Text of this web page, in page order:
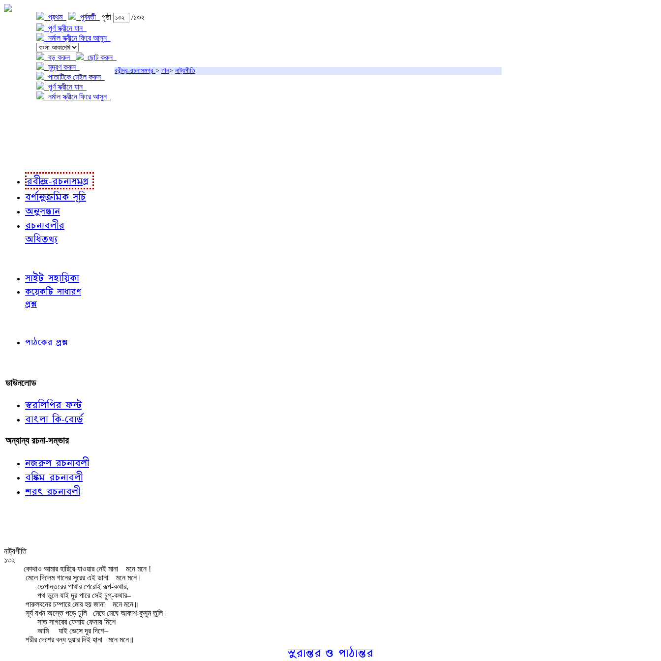
প্রথম পূর্ববর্তী পৃষ্ঠা
/১৩২
পূর্ণ স্ক্রীনে যান
নর্মাল স্ক্রীনে ফিরে আসুন
বড় করুন
ছোট করুন
মুদ্রণ করুন
পাতাটিকে মেইল করুন
পূর্ণ স্ক্রীনে যান
নর্মাল স্ক্রীনে ফিরে আসুন
রবীন্দ্র-রচনাসমগ্র > গান> নাট্যগীতি
রবীন্দ্র-রচনাসমগ্র
বর্ণানুক্রমিক সূচি
অনুসন্ধান
রচনাবলীর
অধিতথ্য
সাইট সহায়িকা
কয়েকটি সাধারণ
প্রশ্ন
পাঠকের প্রশ্ন
ডাউনলোড
স্বরলিপির ফন্ট
বাংলা কি-বোর্ড
অন্যান্য রচনা-সম্ভার
নজরুল রচনাবলী
বঙ্কিম রচনাবলী
শরৎ রচনাবলী
নাট্যগীতি
১৩২
কোথাও আমার হারিয়ে যাওয়ার নেই মানা
মনে মনে !
মেলে দিলেম গানের সুরের এই ডানা
মনে মনে।
তেপান্তরের পাথার পেরোই রূপ-কথার,
পথ ভুলে যাই দূর পারে সেই চুপ্‌-কথার–
পারুলবনের চম্পারে মোর হয় জানা
মনে মনে॥
সূর্য যখন অস্তে পড়ে ঢুলি
মেঘে মেঘে আকাশ-কুসুম তুলি।
সাত সাগরের ফেনায় ফেনায় মিশে
আমি
যাই ভেসে দূর দিশে–
পরীর দেশের বন্ধ দুয়ার দিই হানা
মনে মনে॥
সুরান্তর ও পাঠান্তর